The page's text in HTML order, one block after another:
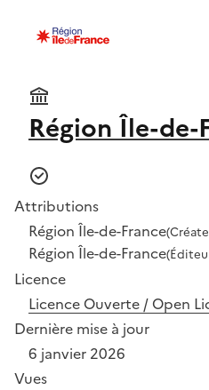
Région Île-de-
Attributions
Région Île-de-France
Région Île-de-France
Licence
Licence Ouverte / Open
Dernière mise à jour
6 janvier 2026
Vues